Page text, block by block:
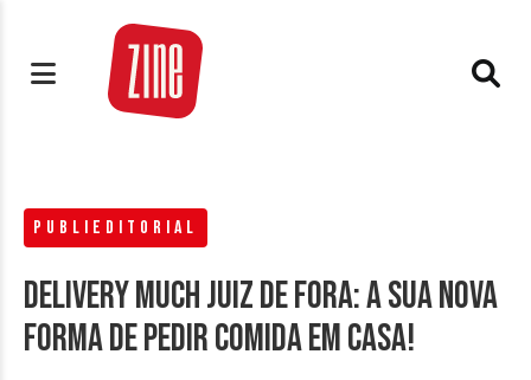
PUBLIEDITORIAL
Delivery Much Juiz de Fora: a sua nova
forma de pedir comida em casa!